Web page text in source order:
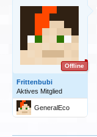
Offline
Frittenbubi
Aktives Mitglied
GeneralEco